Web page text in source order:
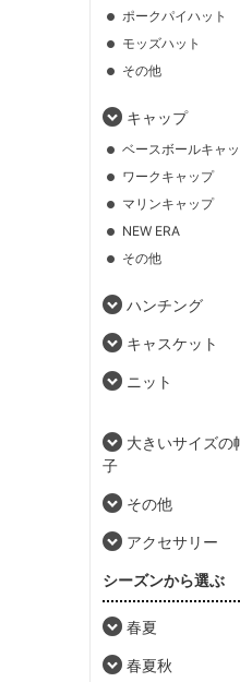
ポークパイハット
モッズハット
その他
キャップ
ベースボールキャ
ワークキャップ
マリンキャップ
NEW ERA
その他
ハンチング
キャスケット
ニット
大きいサイズの
子
その他
アクセサリー
シーズンから選ぶ
春夏
春夏秋